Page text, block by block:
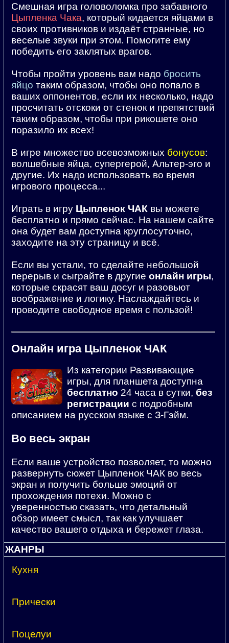
Смешная игра головоломка про забавного
Цыпленка Чака, который кидается яйцами в
своих противников и издаёт странные, но
веселые звуки при этом. Помогите ему
победить его заклятых врагов.
Чтобы пройти уровень вам надо бросить
яйцо таким образом, чтобы оно попало в
ваших оппонентов, если их несколько, надо
просчитать отскоки от стенок и препятствий
таким образом, чтобы при рикошете оно
поразило их всех!
В игре множество всевозможных бонусов:
волшебные яйца, супергерой, Альтер-эго и
другие. Их надо использовать во время
игрового процесса...
Играть в игру Цыпленок ЧАК вы можете
бесплатно и прямо сейчас. На нашем сайте
она будет вам доступна круглосуточно,
заходите на эту страницу и всё.
Если вы устали, то сделайте небольшой
перерыв и сыграйте в другие онлайн игры,
которые скрасят ваш досуг и разовьют
воображение и логику. Наслаждайтесь и
проводите свободное время с пользой!
Онлайн игра Цыпленок ЧАК
Из категории Развивающие
игры, для планшета доступна
бесплатно 24 часа в сутки, без
регистрации с подробным
описанием на русском языке с З-Гэйм.
Во весь экран
Если ваше устройство позволяет, то можно
развернуть сюжет Цыпленок ЧАК во весь
экран и получить больше эмоций от
прохождения потехи. Можно с
уверенностью сказать, что детальный
обзор имеет смысл, так как улучшает
качество вашего отдыха и бережет глаза.
ЖАНРЫ
Кухня
Прически
Поцелуи